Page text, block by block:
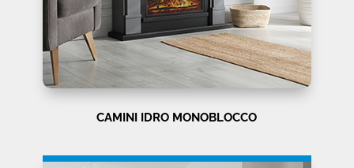
CAMINI IDRO MONOBLOCCO